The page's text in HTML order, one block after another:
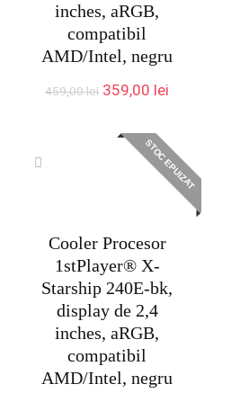
inches, aRGB,
compatibil
AMD/Intel, negru
459,00lei Prețul
fost:
459,00 lei.
359,00 lei
359,00 lei.
STOC EPUIZAT
Cooler Procesor
1stPlayer® X-
Starship 240E-bk,
display de 2,4
inches, aRGB,
compatibil
AMD/Intel, negru